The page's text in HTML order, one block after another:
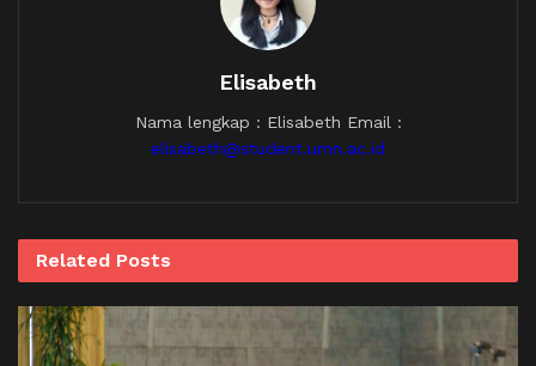
Elisabeth
Nama lengkap : Elisabeth Email :
elisabeth@student.umn.ac.id
Related Posts